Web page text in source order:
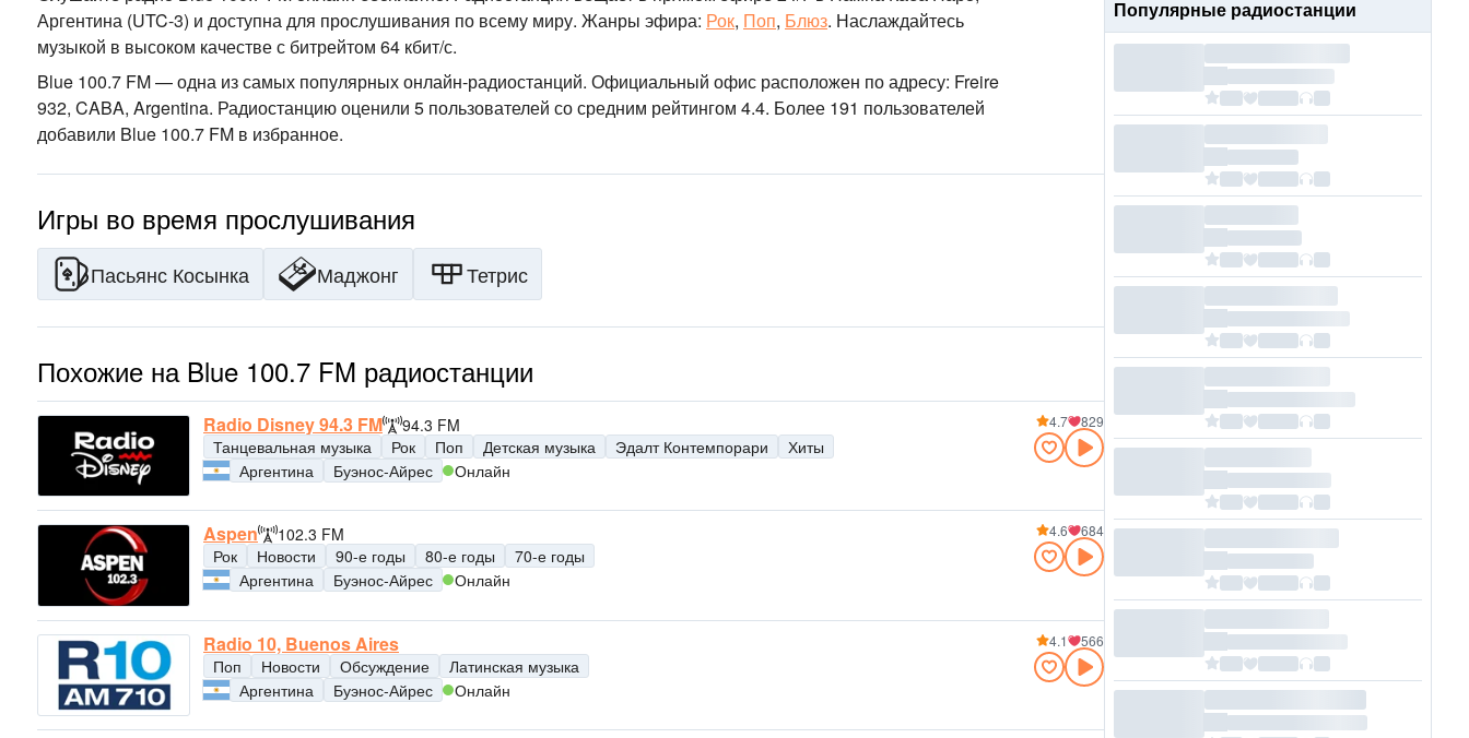
Аргентина (UTC-3) и доступна для прослушивания по всему миру. Жанры эфира: Рок, Поп, Блюз. Наслаждайтесь
музыкой в высоком качествес битрейтом 64 кбит/с.
Blue 100.7 FM — одна из самых популярных онлайн-радиостанций. Официальный офис расположен по адресу: Freire
932, CABA, Argentina. Радиостанцию оценили 5 пользователей со средним рейтингом 4.4. Более 191 пользователей
добавили Blue 100.7 FM в избранное.
Игры во время прослушивания
Пасьянс Косынка Маджонг Тетрис
Похожие на Blue 100.7 FM радиостанции
Radio Disney 94.3 FM
94.3 FM
Танцевальная музыка
Рок Поп Детская музыка Эдалт Контемпорари
Хиты
Аргентина
Буэнос-Айрес Онлайн
4.7 829
Aspen
102.3 FM
Рок
Новости 90-е годы 80-е годы
70-е годы
Аргентина
Буэнос-Айрес Онлайн
4.6 684
Radio 10, Buenos Aires
Поп Новости Обсуждение
Латинская музыка
Аргентина
Буэнос-Айрес Онлайн
4.1 566
Популярные радиостанции